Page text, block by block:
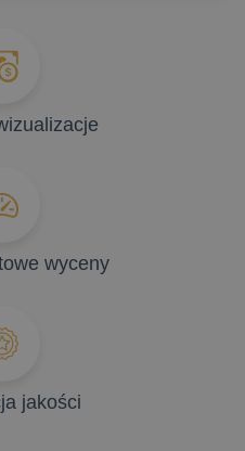
wyceny
jakości